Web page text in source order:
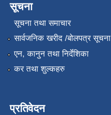
सूचना
सूचना तथा समाचार
सार्वजनिक खरीद /बोलपत्र सूचना
एन, कानुन तथा निर्देशिका
कर तथा शुल्कहरु
प्रतिवेदन